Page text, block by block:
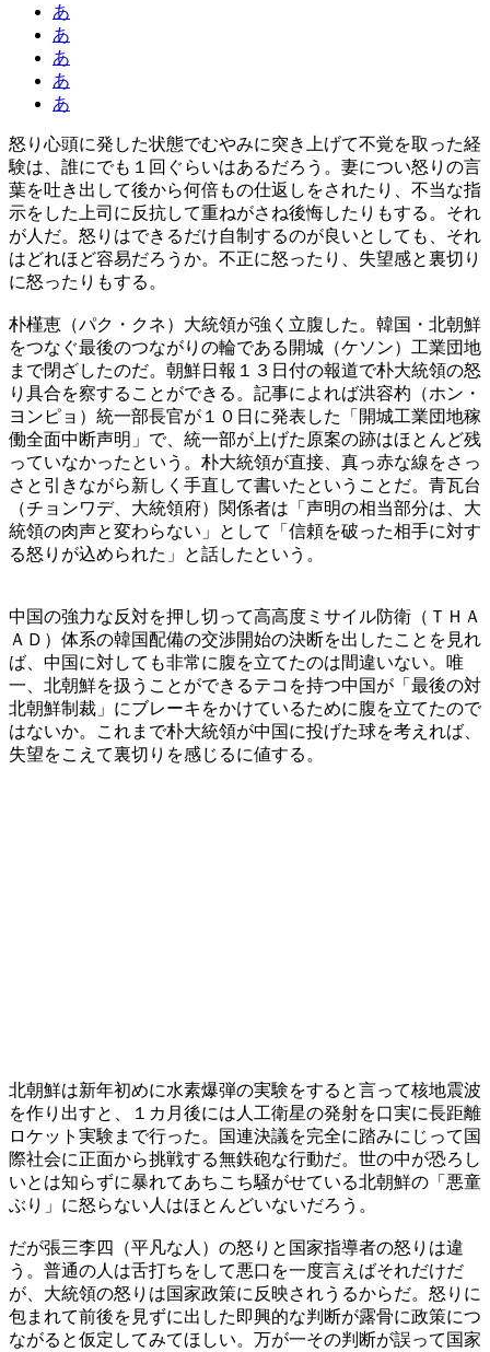
あ
あ
あ
あ
あ
怒り心頭に発した状態でむやみに突き上げて不覚を取った経
験は、誰にでも１回ぐらいはあるだろう。妻につい怒りの言
葉を吐き出して後から何倍もの仕返しをされたり、不当な指
示をした上司に反抗して重ねがさね後悔したりもする。それ
が人だ。怒りはできるだけ自制するのが良いとしても、それ
はどれほど容易だろうか。不正に怒ったり、失望感と裏切り
に怒ったりもする。
朴槿恵（パク・クネ）大統領が強く立腹した。韓国・北朝鮮
をつなぐ最後のつながりの輪である開城（ケソン）工業団地
まで閉ざしたのだ。朝鮮日報１３日付の報道で朴大統領の怒
り具合を察することができる。記事によれば洪容杓（ホン・
ヨンピョ）統一部長官が１０日に発表した「開城工業団地稼
働全面中断声明」で、統一部が上げた原案の跡はほとんど残
っていなかったという。朴大統領が直接、真っ赤な線をさっ
さと引きながら新しく手直して書いたということだ。青瓦台
（チョンワデ、大統領府）関係者は「声明の相当部分は、大
統領の肉声と変わらない」として「信頼を破った相手に対す
る怒りが込められた」と話したという。
中国の強力な反対を押し切って高高度ミサイル防衛（ＴＨＡ
ＡＤ）体系の韓国配備の交渉開始の決断を出したことを見れ
ば、中国に対しても非常に腹を立てたのは間違いない。唯
一、北朝鮮を扱うことができるテコを持つ中国が「最後の対
北朝鮮制裁」にブレーキをかけているために腹を立てたので
はないか。これまで朴大統領が中国に投げた球を考えれば、
失望をこえて裏切りを感じるに値する。
北朝鮮は新年初めに水素爆弾の実験をすると言って核地震波
を作り出すと、１カ月後には人工衛星の発射を口実に長距離
ロケット実験まで行った。国連決議を完全に踏みにじって国
際社会に正面から挑戦する無鉄砲な行動だ。世の中が恐ろし
いとは知らずに暴れてあちこち騒がせている北朝鮮の「悪童
ぶり」に怒らない人はほとんどいないだろう。
だが張三李四（平凡な人）の怒りと国家指導者の怒りは違
う。普通の人は舌打ちをして悪口を一度言えばそれだけだ
が、大統領の怒りは国家政策に反映されうるからだ。怒りに
包まれて前後を見ずに出した即興的な判断が露骨に政策につ
ながると仮定してみてほしい。万が一その判断が誤って国家